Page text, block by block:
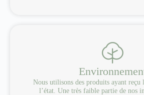
Nous utilisons des produits ayant
l’état. Une très faible partie de nos